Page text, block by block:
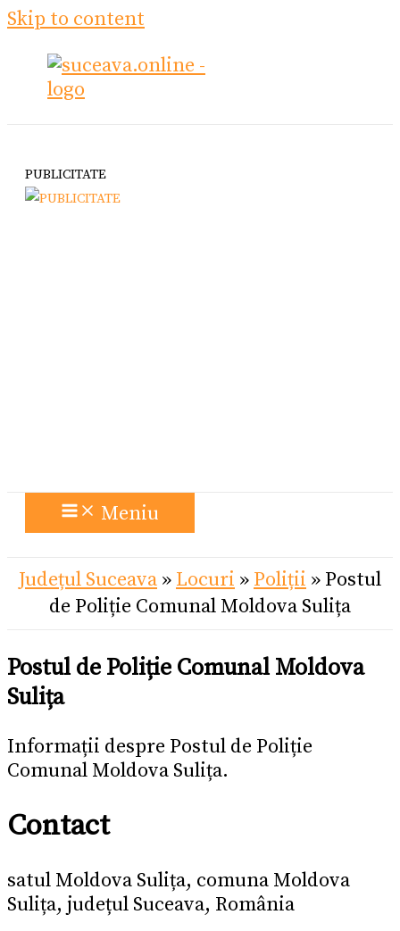
Skip to content
PUBLICITATE
Meniu
Județul Suceava » Locuri » Poliții » Postul
de Poliție Comunal Moldova Sulița
Postul de Poliție Comunal Moldova
Sulița
Informații despre Postul de Poliție
Comunal Moldova Sulița.
Contact
satul Moldova Sulița, comuna Moldova
Sulița, județul Suceava, România